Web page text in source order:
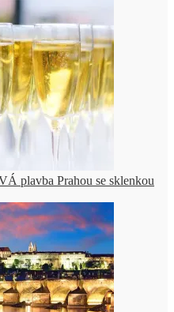
plavba Prahou se sklenkou